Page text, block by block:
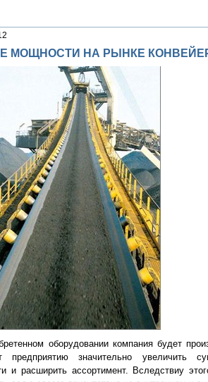
МОЩНОСТИ НА РЫНКЕ
оборудовании компания будет
предприятию значительно увеличить
и расширить ассортимент. Вследствиу